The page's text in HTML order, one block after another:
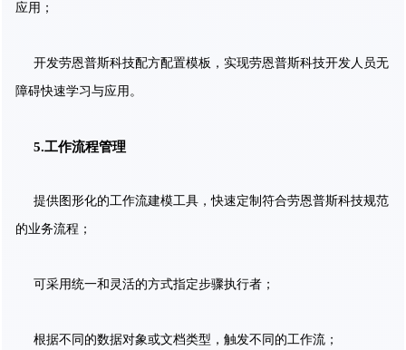
应用；
开发劳恩普斯科技配方配置模板，实现劳恩普斯科技开发人员无
障碍快速学习与应用。
5.工作流程管理
提供图形化的工作流建模工具，快速定制符合劳恩普斯科技规范
的业务流程；
可采用统一和灵活的方式指定步骤执行者；
根据不同的数据对象或文档类型，触发不同的工作流；